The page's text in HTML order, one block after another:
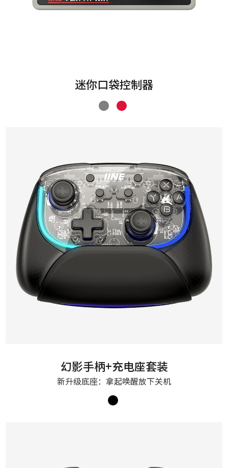
迷你口袋控制器
幻影手柄+充电座套装
新升级底座：拿起唤醒放下关机